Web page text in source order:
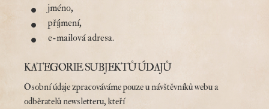
jméno,
příjmení,
e-mailová adresa.
KATEGORIE SUBJEKTŮ ÚDAJŮ
Osobní údaje zpracováváme pouze u návštěvníků webu a
odběratelů newsletteru, kteří